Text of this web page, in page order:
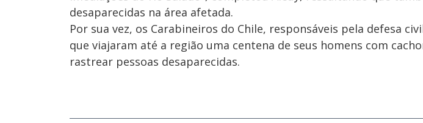
desaparecidas na área afetada.
Por sua vez, os Carabineiros do Chile, responsáveis pela defesa
que viajaram até a região uma centena de seus homens com
rastrear pessoas desaparecidas.